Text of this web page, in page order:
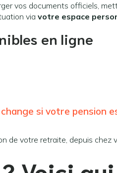
vos documents officiels,
via votre espace
en ligne
si votre pension
de votre retraite, depuis chez